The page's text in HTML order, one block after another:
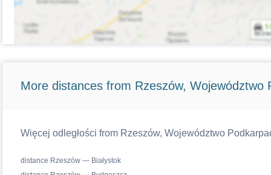
More distances from Rzeszów, Województwo
Więcej odległości from Rzeszów, Województwo
distance Rzeszów — Białystok